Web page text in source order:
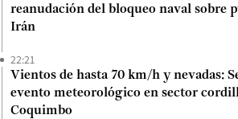
reanudación del bloqueo naval sobre
Irán
22:21
Vientos de hasta 70 km/h y nevadas:
evento meteorológico en sector
Coquimbo